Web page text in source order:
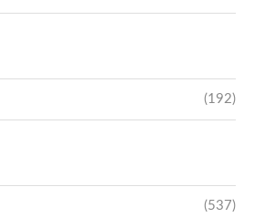
(192)
(537)